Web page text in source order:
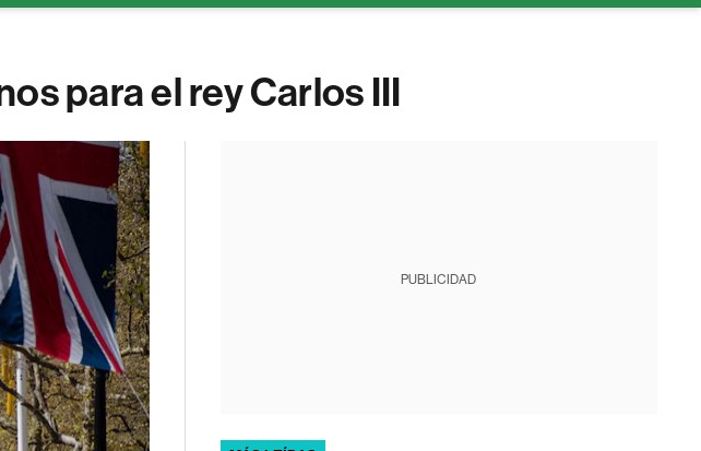
para el rey Carlos III
PUBLICIDAD